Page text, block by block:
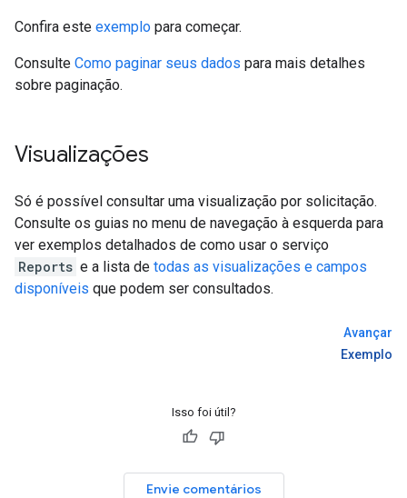
Confira este exemplo para começar.
Consulte Como paginar seus dados para mais detalhes
sobre paginação.
Visualizações
Só é possível consultar uma visualização por solicitação.
Consulte os guias no menu de navegação à esquerda para
ver exemplos detalhados de como usar o serviço
Reports e a lista de todas as visualizações e campos
disponíveis que podem ser consultados.
Avançar
Exemplo
Isso foi útil?
Envie comentários